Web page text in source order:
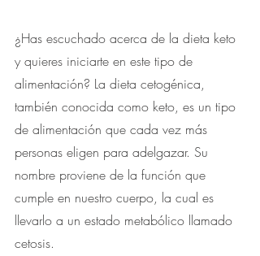
¿Has escuchado acerca de la dieta keto
y quieres iniciarte en este tipo de
alimentación? La dieta cetogénica,
también conocida como keto, es un tipo
de alimentación que cada vez más
personas eligen para adelgazar. Su
nombre proviene de la función que
cumple en nuestro cuerpo, la cual es
llevarlo a un estado metabólico llamado
cetosis.